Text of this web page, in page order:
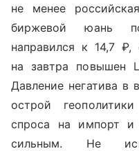
не менее
биржевой юань
направился к 14,7
на завтра повышен
Давление негатива в
острой
спроса на импорт и
сильным. Не